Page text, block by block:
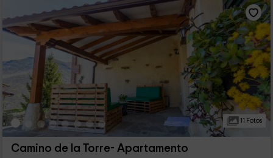
11 Fotos
Camino de la Torre- Apartamento